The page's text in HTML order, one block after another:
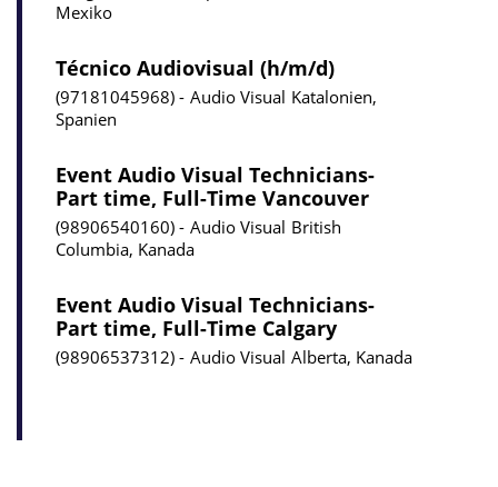
Mexiko
Técnico Audiovisual (h/m/d)
97181045968 Audio Visual Katalonien,
Spanien
Event Audio Visual Technicians-
Part time, Full-Time Vancouver
98906540160 Audio Visual British
Columbia, Kanada
Event Audio Visual Technicians-
Part time, Full-Time Calgary
98906537312 Audio Visual Alberta, Kanada